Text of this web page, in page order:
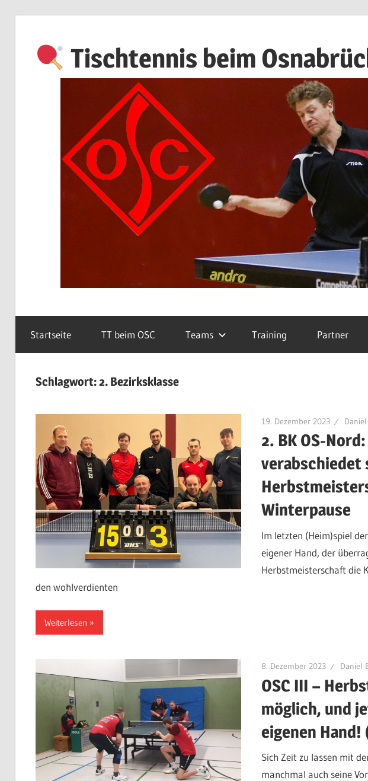
springen
Tischtennis beim
Startseite TT beim OSC Teams Training Partner
Schlagwort:2. Bezirksklasse
19. Dezember 2023
2. BK OS-
verabschiedet
Winterpause
Im letzten (Heim)spiel
eigener Hand, der
Herbstmeisterschaft die
den wohlverdienten
Weiterlesen
8. Dezember 2023 Daniel
OSC III –
möglich, und
eigenen
Sich Zeit zu lassen mit
manchmal auch seine